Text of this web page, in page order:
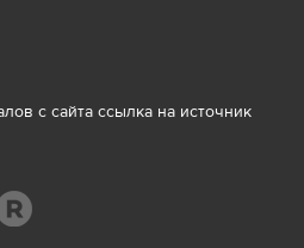
с сайта ссылка на источник